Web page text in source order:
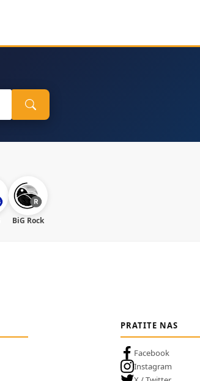
BiG Rock
PRATITE NAS
Facebook
Instagram